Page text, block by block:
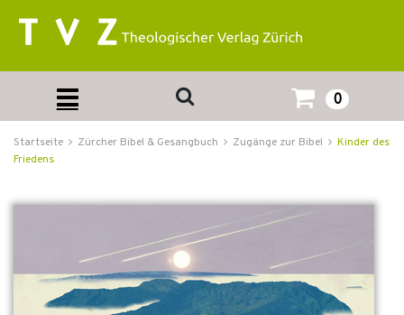
0
Startseite Zürcher Bibel & Gesangbuch Zugänge zur Bibel
Kinder des
Friedens